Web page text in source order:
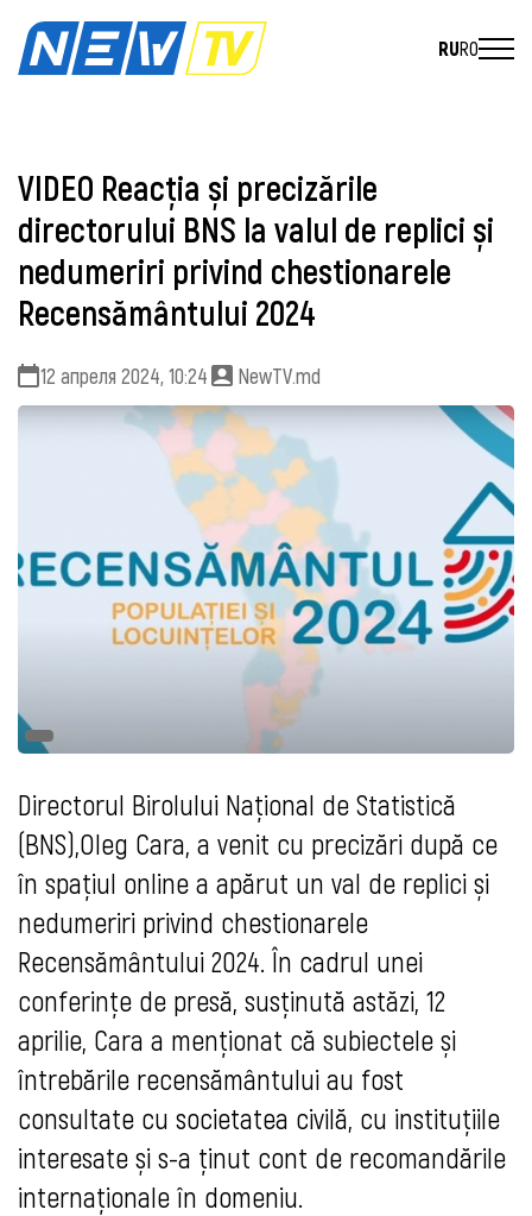
RURO
VIDEO Reacția și precizările
directorului BNS la valul de replici și
nedumeriri privind chestionarele
Recensământului 2024
12 апреля 2024, 10:24 NewTV.md
Directorul Birolului Național de Statistică
(BNS),Oleg Cara, a venit cu precizări după ce
în spațiul online a apărut un val de replici și
nedumeriri privind chestionarele
Recensământului 2024. În cadrul unei
conferințe de presă, susținută astăzi, 12
aprilie, Cara a menționat că subiectele și
întrebările recensământului au fost
consultate cu societatea civilă, cu instituțiile
interesate și s-a ținut cont de recomandările
internaționale în domeniu.